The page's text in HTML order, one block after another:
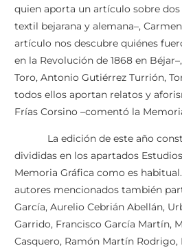
quien aporta un artículo sobre
textil bejarana y alemana–,
artículo nos descubre quiénes
en la Revolución de 1868 en
Toro, Antonio Gutiérrez Turrión,
todos ellos aportan relatos y
Frías Corsino –comentó la
La edición de este año
divididas en los apartados
Memoria Gráfica como es
autores mencionados también
García, Aurelio Cebrián Abellán,
Garrido, Francisco García Martín,
Casquero, Ramón Martín Rodrigo,